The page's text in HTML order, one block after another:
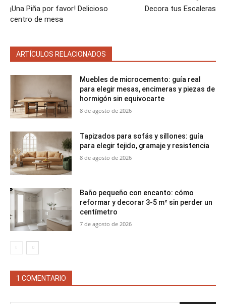
¡Una Piña por favor! Delicioso
centro de mesa
Decora tus Escaleras
ARTÍCULOS RELACIONADOS
Muebles de microcemento: guía real
para elegir mesas, encimeras y piezas de
hormigón sin equivocarte
8 de agosto de 2026
Tapizados para sofás y sillones: guía
para elegir tejido, gramaje y resistencia
8 de agosto de 2026
Baño pequeño con encanto: cómo
reformar y decorar 3-5 m² sin perder un
centímetro
7 de agosto de 2026
1 COMENTARIO